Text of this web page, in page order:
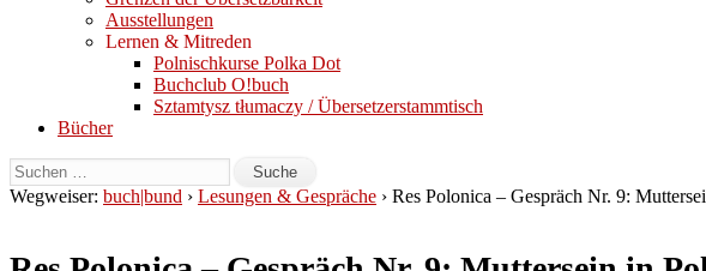
Ausstellungen
Lernen & Mitreden
Polnischkurse Polka Dot
Buchclub O!buch
Sztamtysz tłumaczy / Übersetzerstammtisch
Bücher
Wegweiser: buch|bund › Lesungen & Gespräche › Res Polonica – Gespräch Nr. 9: